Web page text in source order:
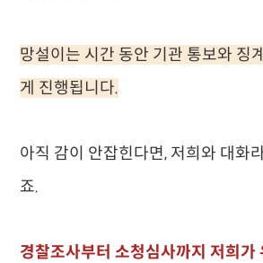
망설이는 시간 동안 기관 통보와 징
게 진행됩니다.
아직 감이 안잡힌다면, 저희와 대화
죠.
경찰조사부터 소청심사까지 저희가